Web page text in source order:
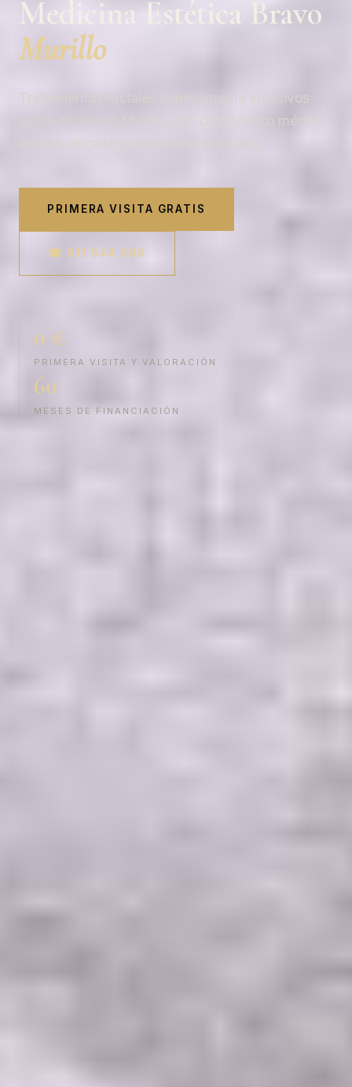
Medicina Estética Bravo
Murillo
Tratamientos faciales mínimamente invasivos
cerca de Bravo Murillo, con diagnóstico médico
individualizado y resultados naturales.
PRIMERA VISITA GRATIS
☎ 911 544 686
0 €
PRIMERA VISITA Y VALORACIÓN
60
MESES DE FINANCIACIÓN